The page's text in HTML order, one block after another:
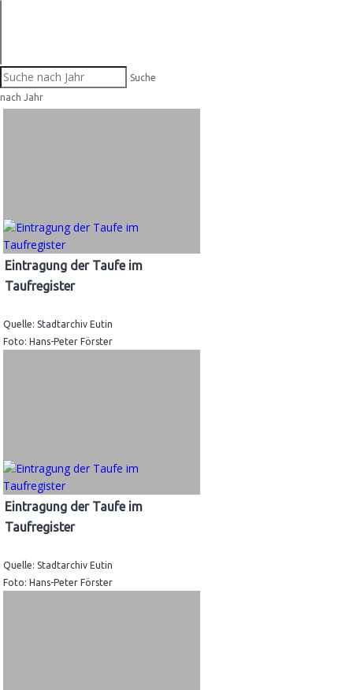
Suche
nach Jahr
Eintragung der Taufe im
Taufregister
Quelle: Stadtarchiv Eutin
Foto: Hans-Peter Förster
Eintragung der Taufe im
Taufregister
Quelle: Stadtarchiv Eutin
Foto: Hans-Peter Förster